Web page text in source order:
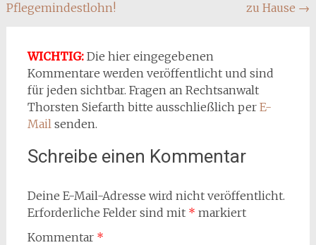
Pflegemindestlohn!
zu Hause →
WICHTIG:Die hier eingegebenen
Kommentare werden veröffentlicht und sind
für jeden sichtbar. Fragen an Rechtsanwalt
Thorsten Siefarth bitte ausschließlich per E-
Mailsenden.
Schreibe einen Kommentar
Deine E-Mail-Adresse wird nicht veröffentlicht.
Erforderliche Felder sind mit * markiert
Kommentar *